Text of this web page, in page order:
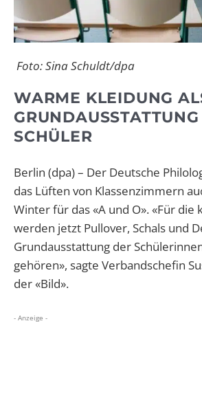
Foto: Sina Schuldt/dpa
WARME KLEIDUNG
SCHÜLER
Berlin (dpa) – Der Deutsche
das Lüften von Klassenzimmern
Winter für das «A und O». «Für die
werden jetzt Pullover, Schals und
Grundausstattung der
gehören», sagte Verbandschefin
der «Bild».
- Anzeige -